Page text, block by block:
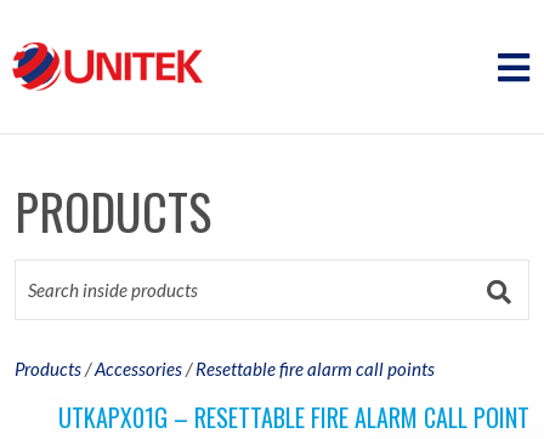
PRODUCTS
Products/Accessories/Resettable fire alarm call points
UTKAPX01G – RESETTABLE FIRE ALARM CALL POINT